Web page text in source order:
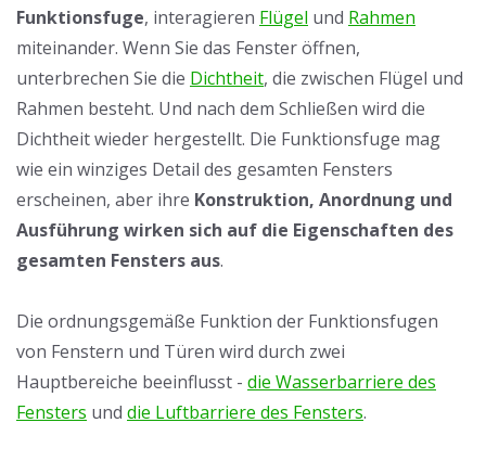
Funktionsfuge, interagieren Flügel und Rahmen
miteinander. Wenn Sie das Fenster öffnen,
unterbrechen Sie die Dichtheit, die zwischen Flügel und
Rahmen besteht. Und nach dem Schließen wird die
Dichtheit wieder hergestellt. Die Funktionsfuge mag
wie ein winziges Detail des gesamten Fensters
erscheinen, aber ihre Konstruktion, Anordnung und
Ausführung wirken sich auf die Eigenschaften des
gesamten Fensters aus.
Die ordnungsgemäße Funktion der Funktionsfugen
von Fenstern und Türen wird durch zwei
Hauptbereiche beeinflusst - die Wasserbarriere des
Fensters und die Luftbarriere des Fensters.